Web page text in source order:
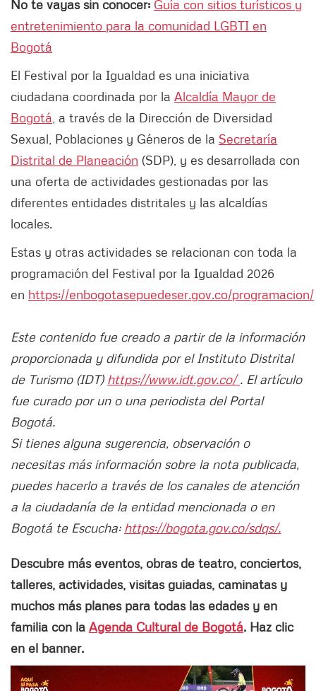
No te vayas sin conocer: Guía con sitios turísticos y
entretenimiento para la comunidad LGBTI en
Bogotá
El Festival por la Igualdad es una iniciativa
ciudadana coordinada por la Alcaldía Mayor de
Bogotá , a través de la Dirección de Diversidad
Sexual, Poblaciones y Géneros de la Secretaría
Distrital de Planeación (SDP), y es desarrollada con
una oferta de actividades gestionadas por las
diferentes entidades distritales y las alcaldías
locales.
Estas y otras actividades se relacionan con toda la
programación del Festival por la Igualdad 2026
en https://enbogotasepuedeser.gov.co/programacion/
Este contenido fue creado a partir de la información
proporcionada y difundida por el Instituto Distrital
de Turismo (IDT) https://www.idt.gov.co/. El artículo
fue curado por un o una periodista del Portal
Bogotá.
Si tienes alguna sugerencia, observación o
necesitas más información sobre la nota publicada,
puedes hacerlo a través de los canales de atención
a la ciudadanía de la entidad mencionada o en
Bogotá te Escucha: https://bogota.gov.co/sdqs/.
Descubre más eventos, obras de teatro, conciertos,
talleres, actividades, visitas guiadas, caminatas y
muchos más planes para todas las edades y en
familia con la Agenda Cultural de Bogotá. Haz clic
en el banner.